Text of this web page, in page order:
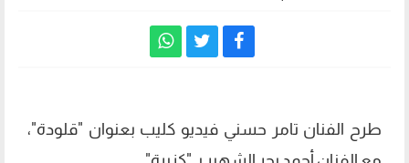
طرح الفنان تامر حسني فيديو كليب بعنوان "قلودة"،